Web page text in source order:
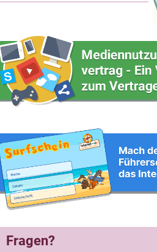
Fragen?